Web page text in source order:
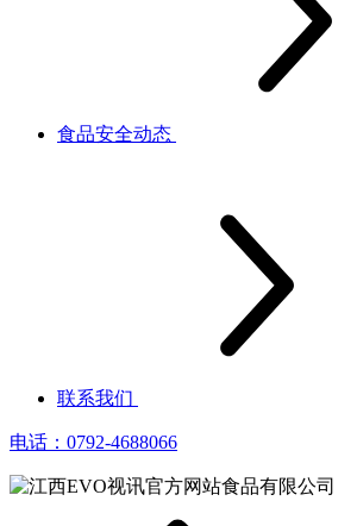
食品安全动态
联系我们
电话：0792-4688066